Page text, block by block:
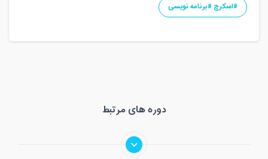
#اسکرچ #برنامه نویسی
دوره های مرتبط